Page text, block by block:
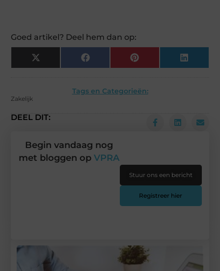
Goed artikel? Deel hem dan op:
X
(Twitter)
Facebook Pinterest LinkedIn
Tags en Categorieën:
Zakelijk
DEEL DIT:
Begin vandaag nog
met bloggen opVPRA
Stuur ons een bericht
Registreer hier